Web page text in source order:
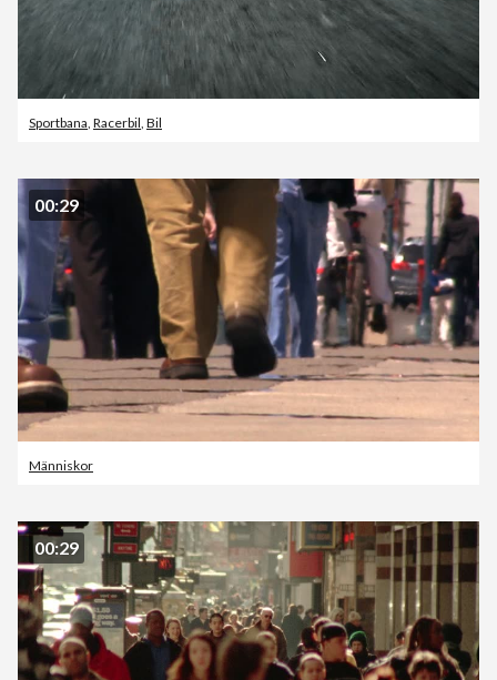
Sportbana Racerbil Bil
00:29
Människor
00:29